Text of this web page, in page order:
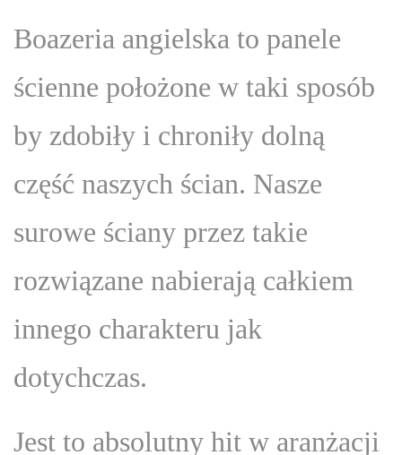
Boazeria angielska to panele
ścienne położone w taki sposób
by zdobiły i chroniły dolną
część naszych ścian. Nasze
surowe ściany przez takie
rozwiązane nabierają całkiem
innego charakteru jak
dotychczas.
Jest to absolutny hit w aranżacji